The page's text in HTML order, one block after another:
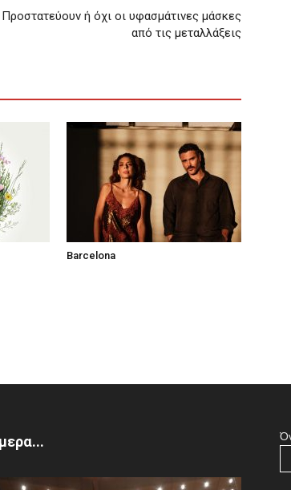
Προστατεύουν ή όχι οι υφασμάτινες μάσκες
από τις μεταλλάξεις
Barcelona